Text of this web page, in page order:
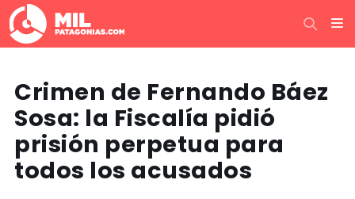
Crimen de Fernando Báez
Sosa: la Fiscalía pidió
prisión perpetua para
todos los acusados